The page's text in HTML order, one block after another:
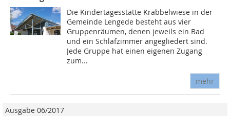
Die Kindertagesstätte Krabbelwiese in der
Gemeinde Lengede besteht aus vier
Gruppenräumen, denen jeweils ein Bad
und ein Schlafzimmer angegliedert sind.
Jede Gruppe hat einen eigenen Zugang
zum...
mehr
Ausgabe 06/2017